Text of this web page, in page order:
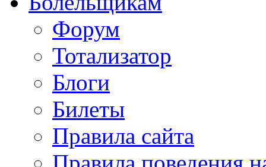
Форум
Тотализатор
Блоги
Билеты
Правила сайта